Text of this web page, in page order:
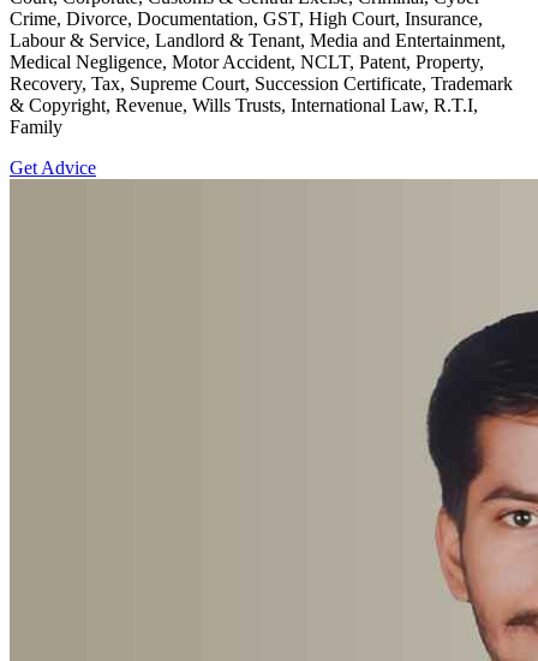
Crime, Divorce, Documentation, GST, High Court, Insurance,
Labour & Service, Landlord & Tenant, Media and Entertainment,
Medical Negligence, Motor Accident, NCLT, Patent, Property,
Recovery, Tax, Supreme Court, Succession Certificate, Trademark
& Copyright, Revenue, Wills Trusts, International Law, R.T.I,
Family
Get Advice